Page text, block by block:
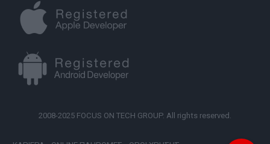
2008-2025 FOCUS ON TECH GROUP. All rights reserved.